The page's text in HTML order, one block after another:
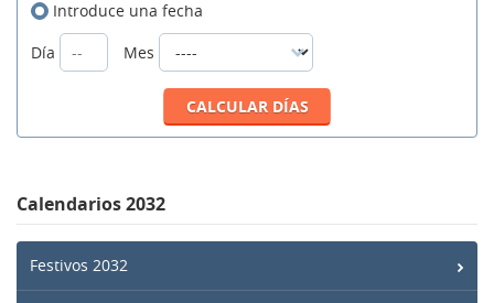
Introduce una fecha
Día
Mes
Calendarios 2032
Festivos 2032